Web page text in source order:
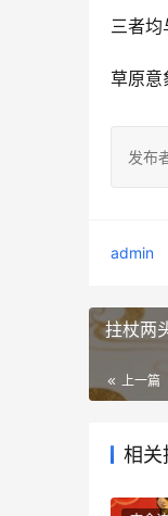
三者均
草原意
发布
admin
拄杖两
上一篇
相关